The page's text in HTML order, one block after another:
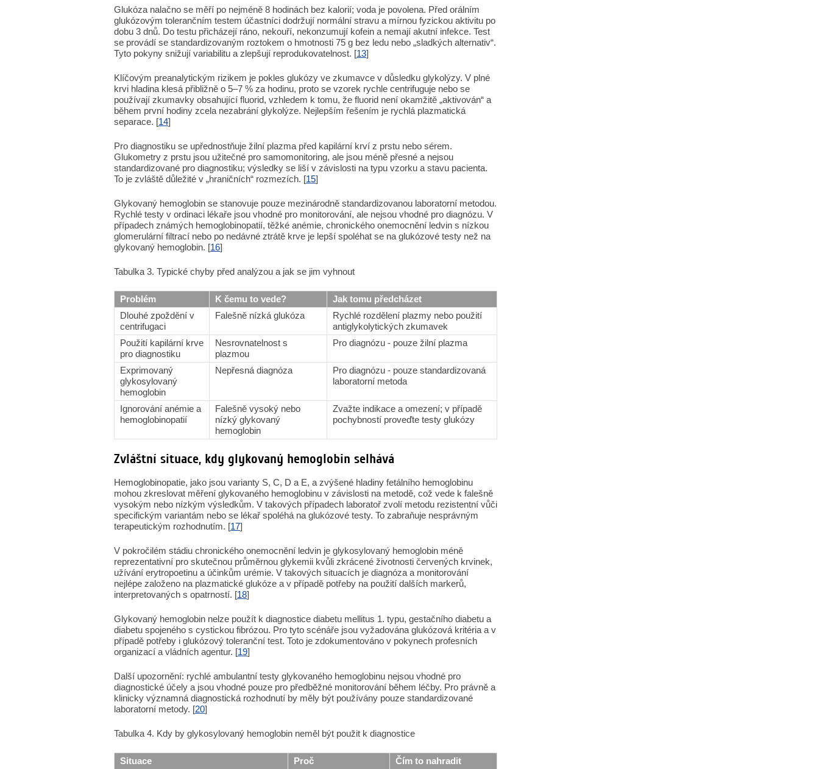
Glukóza nalačno se měří po nejméně 8 hodinách bez kalorií; voda je povolena. Před orálním
glukózovým tolerančním testem účastníci dodržují normální stravu a mírnou fyzickou aktivitu po
dobu 3 dnů. Do testu přicházejí ráno, nekouří, nekonzumují kofein a nemají akutní infekce. Test
se provádí se standardizovaným roztokem o hmotnosti 75 g bez ledu nebo „sladkých alternativ“.
Tyto pokyny snižují variabilitu a zlepšují reprodukovatelnost. [13]
Klíčovým preanalytickým rizikem je pokles glukózy ve zkumavce v důsledku glykolýzy. V plné
krvi hladina klesá přibližně o 5–7 % za hodinu, proto se vzorek rychle centrifuguje nebo se
používají zkumavky obsahující fluorid, vzhledem k tomu, že fluorid není okamžitě „aktivován“ a
během první hodiny zcela nezabrání glykolýze. Nejlepším řešením je rychlá plazmatická
separace. [14]
Pro diagnostiku se upřednostňuje žilní plazma před kapilární krví z prstu nebo sérem.
Glukometry z prstu jsou užitečné pro samomonitoring, ale jsou méně přesné a nejsou
standardizované pro diagnostiku; výsledky se liší v závislosti na typu vzorku a stavu pacienta.
To je zvláště důležité v „hraničních“ rozmezích. [15]
Glykovaný hemoglobin se stanovuje pouze mezinárodně standardizovanou laboratorní metodou.
Rychlé testy v ordinaci lékaře jsou vhodné pro monitorování, ale nejsou vhodné pro diagnózu. V
případech známých hemoglobinopatií, těžké anémie, chronického onemocnění ledvin s nízkou
glomerulární filtrací nebo po nedávné ztrátě krve je lepší spoléhat se na glukózové testy než na
glykovaný hemoglobin. [16]
Tabulka 3. Typické chyby před analýzou a jak se jim vyhnout
Problém K čemu to vede?
Jak tomu předcházet
Dlouhé zpoždění v
centrifugaci
Falešně nízká glukóza
Rychlé rozdělení plazmy nebo použití
antiglykolytických zkumavek
Použití kapilární krve
pro diagnostiku
Nesrovnatelnost s
plazmou
Pro diagnózu - pouze žilní plazma
Exprimovaný
glykosylovaný
hemoglobin
Nepřesná diagnóza
Pro diagnózu - pouze standardizovaná
laboratorní metoda
Ignorování anémie a
hemoglobinopatií
Falešně vysoký nebo
nízký glykovaný
hemoglobin
Zvažte indikace a omezení; v případě
pochybností proveďte testy glukózy
Zvláštní situace, kdy glykovaný hemoglobin selhává
Hemoglobinopatie, jako jsou varianty S, C, D a E, a zvýšené hladiny fetálního hemoglobinu
mohou zkreslovat měření glykovaného hemoglobinu v závislosti na metodě, což vede k falešně
vysokým nebo nízkým výsledkům. V takových případech laboratoř zvolí metodu rezistentní vůči
specifickým variantám nebo se lékař spoléhá na glukózové testy. To zabraňuje nesprávným
terapeutickým rozhodnutím. [17]
V pokročilém stádiu chronického onemocnění ledvin je glykosylovaný hemoglobin méně
reprezentativní pro skutečnou průměrnou glykemii kvůli zkrácené životnosti červených krvinek,
užívání erytropoetinu a účinkům urémie. V takových situacích je diagnóza a monitorování
nejlépe založeno na plazmatické glukóze a v případě potřeby na použití dalších markerů,
interpretovaných s opatrností. [18]
Glykovaný hemoglobin nelze použít k diagnostice diabetu mellitus 1. typu, gestačního diabetu a
diabetu spojeného s cystickou fibrózou. Pro tyto scénáře jsou vyžadována glukózová kritéria a v
případě potřeby i glukózový toleranční test. Toto je zdokumentováno v pokynech profesních
organizací a vládních agentur. [19]
Další upozornění: rychlé ambulantní testy glykovaného hemoglobinu nejsou vhodné pro
diagnostické účely a jsou vhodné pouze pro předběžné monitorování během léčby. Pro právně a
klinicky významná diagnostická rozhodnutí by měly být používány pouze standardizované
laboratorní metody. [20]
Tabulka 4. Kdy by glykosylovaný hemoglobin neměl být použit k diagnostice
Situace Proč Čím to nahradit